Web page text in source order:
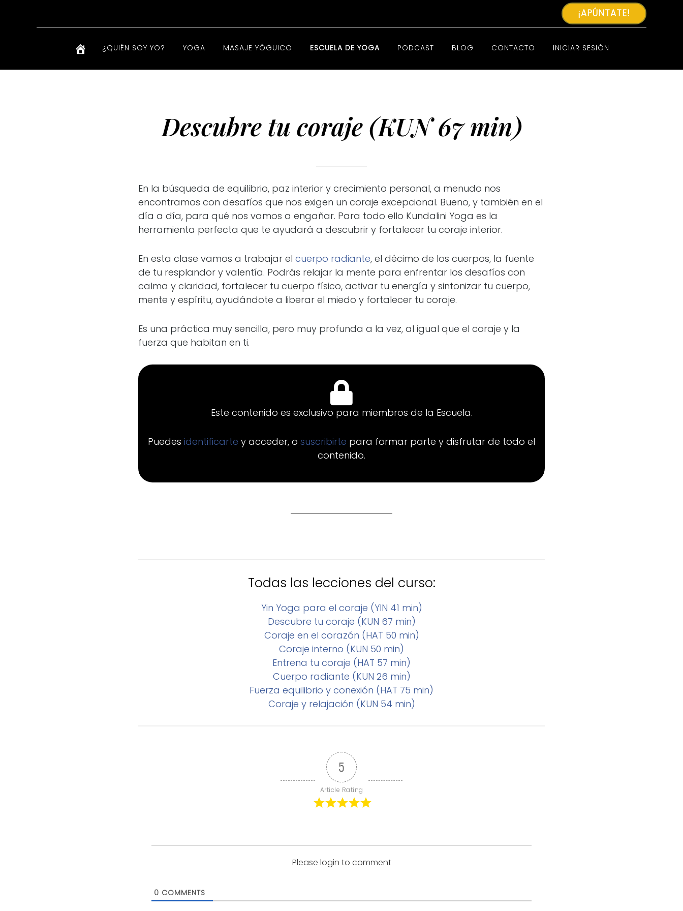
¡APÚNTATE!
¿QUIÉN SOY YO? YOGA MASAJE YÓGUICO ESCUELA DE YOGA PODCAST BLOG CONTACTO INICIAR SESIÓN
Descubre tu coraje (KUN 67 min)
En la búsqueda de equilibrio, paz interior y crecimiento personal, a menudo nos
encontramos con desafíos que nos exigen un coraje excepcional. Bueno, y también en el
día a día, para qué nos vamos a engañar. Para todo ello Kundalini Yoga es la
herramienta perfecta que te ayudará a descubrir y fortalecer tu coraje interior.
En esta clase vamos a trabajar el cuerpo radiante, el décimo de los cuerpos, la fuente
de tu resplandor y valentía. Podrás relajar la mente para enfrentar los desafíos con
calma y claridad, fortalecer tu cuerpo físico, activar tu energía y sintonizar tu cuerpo,
mente y espíritu, ayudándote a liberar el miedo y fortalecer tu coraje.
Es una práctica muy sencilla, pero muy profunda a la vez, al igual que el coraje y la
fuerza que habitan en ti.
Este contenido es exclusivo para miembros de la Escuela.
Puedes identificarte y acceder, o suscribirte para formar parte y disfrutar de todo el
contenido.
Todas las lecciones del curso:
Yin Yoga para el coraje (YIN 41 min)
Descubre tu coraje (KUN 67 min)
Coraje en el corazón (HAT 50 min)
Coraje interno (KUN 50 min)
Entrena tu coraje (HAT 57 min)
Cuerpo radiante (KUN 26 min)
Fuerza equilibrio y conexión (HAT 75 min)
Coraje y relajación (KUN 54 min)
5
Article Rating
Please login to comment
0 COMMENTS